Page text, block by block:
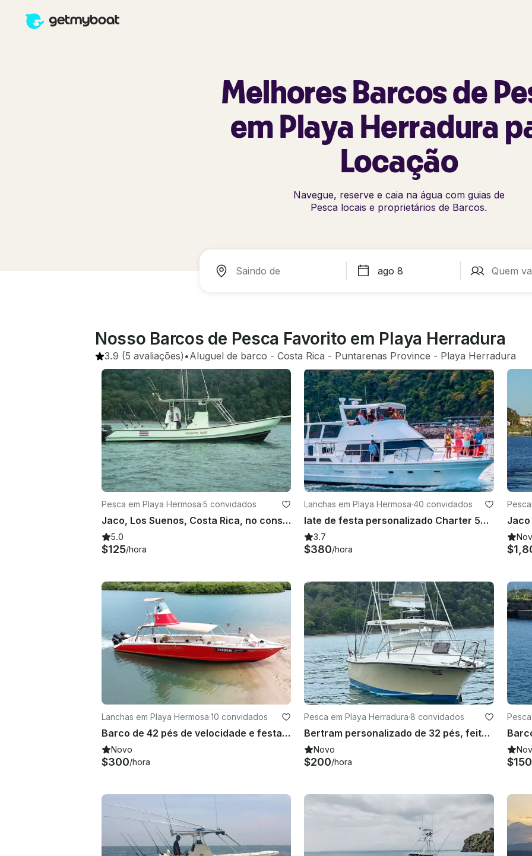
Melhores Barcos de
em Playa Herradura
Locação
Navegue, reserve e caia na água com guias de
Pesca locais e proprietários de Barcos.
Nosso Barcos de Pesca Favorito em Playa Herradura
3.9 (5 avaliações) •Aluguel de barco - Costa Rica - Puntarenas Province - Playa Herradura
Pesca em Playa Hermosa·5 convidados
Jaco, Los Suenos, Costa Rica, no console central de 30'
5.0
$125/hora
Lanchas em Playa Hermosa·40 convidados
Iate de festa personalizado Charter 52' em Jaco, Costa Rica
3.7
$380/hora
Jaco
Lanchas em Playa Hermosa·10 convidados
Barco de 42 pés de velocidade e festa para a Ilha Tortuga
Novo
$300/hora
Pesca em Playa Herradura·8 convidados
Bertram personalizado de 32 pés, feito sob medida para pesca esportiva e passeios pela ilha
Novo
$200/hora $150